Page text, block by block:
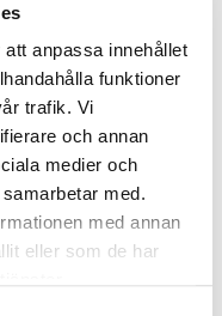
anpassa innehållet
funktioner
trafik. Vi
och annan
medier och
med.
med annan
eller som de har
Kompetenshöjning
inom säkerhet
Förbättrad
spårbarhet och
ansvar
helhetsgrepp